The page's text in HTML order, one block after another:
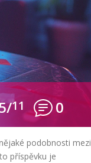
11 0
podobnosti mezi
příspěvku je